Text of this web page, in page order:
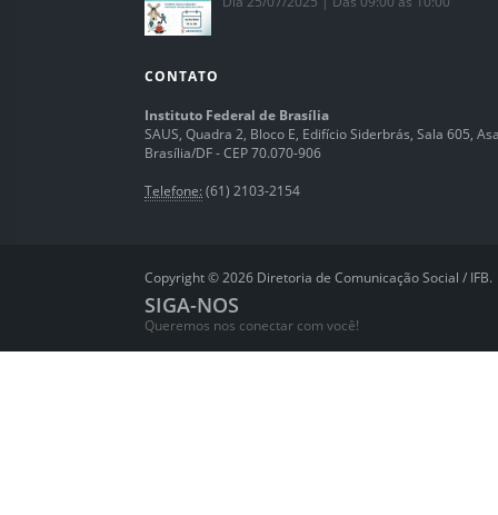
CONTATO
Instituto Federal de Brasília
SAUS, Quadra 2, Bloco E, Edifício Siderbrás, Sala 605,
Brasília/DF - CEP 70.070-906
Telefone: (61) 2103-2154
Copyright © 2026 Diretoria de Comunicação Social / IFB.
SIGA-NOS
Queremos nos conectar com você!